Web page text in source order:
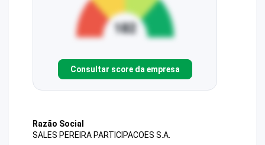
Consultar score da empresa
Razão Social
SALES PEREIRA PARTICIPACOES S.A.